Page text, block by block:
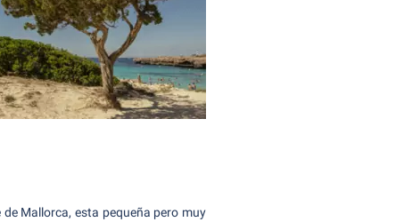
de Mallorca, esta pequeña pero muy